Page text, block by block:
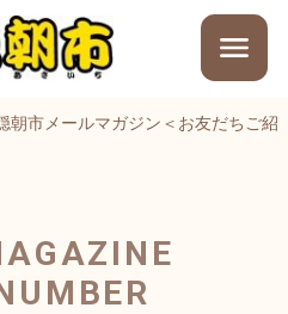
朝市メールマガジン＜お友だちご紹